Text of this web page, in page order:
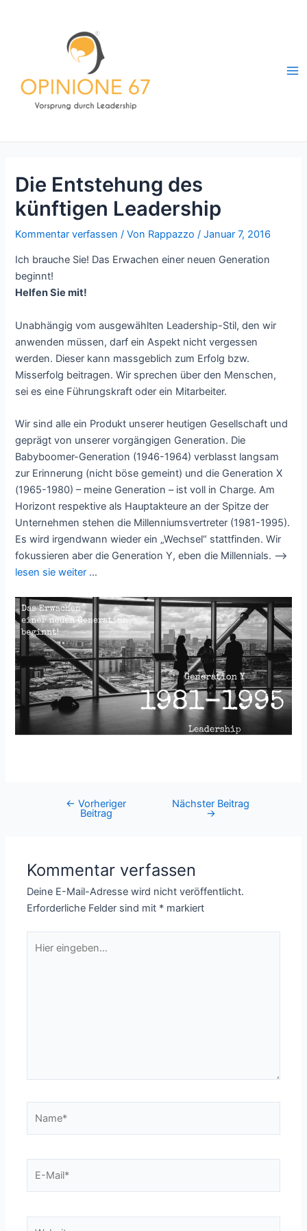
Die Entstehung des
künftigen Leadership
Kommentar verfassen / Von Rappazzo/Januar 7, 2016
Ich brauche Sie! Das Erwachen einer neuen Generation
beginnt!
Helfen Sie mit!
Unabhängig vom ausgewählten Leadership-Stil, den wir
anwenden müssen, darf ein Aspekt nicht vergessen
werden. Dieser kann massgeblich zum Erfolg bzw.
Misserfolg beitragen. Wir sprechen über den Menschen,
sei es eine Führungskraft oder ein Mitarbeiter.
Wir sind alle ein Produkt unserer heutigen Gesellschaft und
geprägt von unserer vorgängigen Generation. Die
Babyboomer-Generation (1946-1964) verblasst langsam
zur Erinnerung (nicht böse gemeint) und die Generation X
(1965-1980) – meine Generation – ist voll in Charge. Am
Horizont respektive als Hauptakteure an der Spitze der
Unternehmen stehen die Millenniumsvertreter (1981-1995).
Es wird irgendwann wieder ein „Wechsel“ stattfinden. Wir
fokussieren aber die Generation Y, eben die Millennials. –>
lesen sie weiter …
← Vorheriger
Beitrag
Nächster Beitrag
→
Kommentar verfassen
Deine E-Mail-Adresse wird nicht veröffentlicht.
Erforderliche Felder sind mit * markiert
eingeben…
Mail*